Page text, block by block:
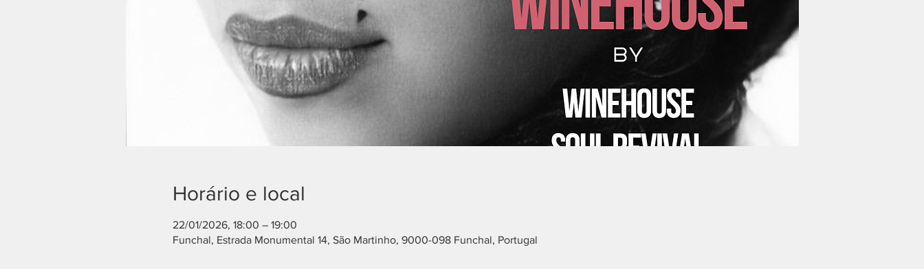
Horário e local
22/01/2026, 18:00 – 19:00
Funchal, Estrada Monumental 14, São Martinho, 9000-098 Funchal, Portugal